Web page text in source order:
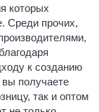
которых
Среди прочих,
к созданию
получаете
так и оптом